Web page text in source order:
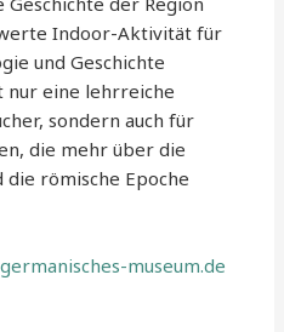
Indoor-Aktivität für
und Geschichte
nur eine lehrreiche
sondern auch für
die mehr über die
die römische Epoche
museum.de